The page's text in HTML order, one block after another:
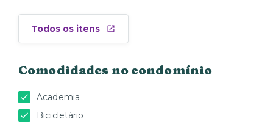
Todos os itens
Comodidades no condomínio
Academia
Bicicletário